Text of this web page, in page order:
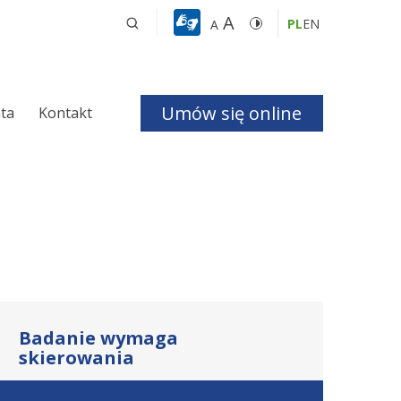
A A PLEN
Umów się online
Kontakt
Badanie wymaga
skierowania